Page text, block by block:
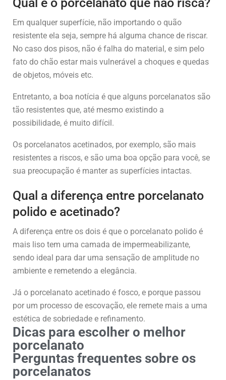
Dicas para escolher o melhor
porcelanato
Perguntas frequentes sobre os
porcelanatos
Em qualquer superfície, não importando o quão
resistente ela seja, sempre há alguma chance de riscar.
No caso dos pisos, não é falha do material, e sim pelo
fato do chão estar mais vulnerável a choques e quedas
de objetos, móveis etc.
Entretanto, a boa notícia é que alguns porcelanatos são
tão resistentes que, até mesmo existindo a
possibilidade, é muito difícil.
Os porcelanatos acetinados, por exemplo, são mais
resistentes a riscos, e são uma boa opção para você, se
sua preocupação é manter as superfícies intactas.
Qual a diferença entre porcelanato
polido e acetinado?
A diferença entre os dois é que o porcelanato polido é
mais liso tem uma camada de impermeabilizante,
sendo ideal para dar uma sensação de amplitude no
ambiente e remetendo a elegância.
Já o porcelanato acetinado é fosco, e porque passou
por um processo de escovação, ele remete mais a uma
estética de sobriedade e refinamento.